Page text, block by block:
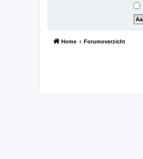
Home Forumoverzicht